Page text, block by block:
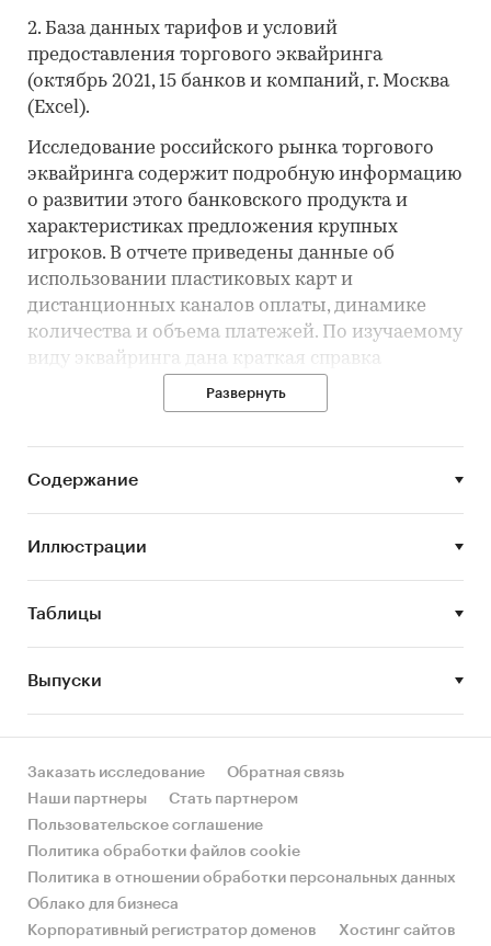
2. База данных тарифов и условий
предоставления торгового эквайринга
(октябрь 2021, 15 банков и компаний, г. Москва
(Excel).
Исследование российского рынка торгового
эквайринга содержит подробную информацию
о развитии этого банковского продукта и
характеристиках предложения крупных
игроков. В отчете приведены данные об
использовании пластиковых карт и
дистанционных каналов оплаты, динамике
количества и объема платежей. По изучаемому
виду эквайринга дана краткая справка
(описание технологии, особенности
российского рынка, характеристики ключевых
Цель исследования
Описание текущего состояния российского
рынка торгового эквайринга, анализ
Задачи исследования
• Описать состояние рынка РКО, ДБО и
банковских карт в России;
• Охарактеризовать ситуацию на рынке
торгового эквайринга России;
• Провести анализ программ по торговому
эквайрингу основных банков России и
Развернуть
Содержание
Иллюстрации
Таблицы
Выпуски
Заказать исследование
Обратная связь
Наши партнеры
Стать партнером
Пользовательское соглашение
Политика обработки файлов cookie
Политика в отношении обработки персональных данных
Облако для бизнеса
Корпоративный регистратор доменов
Хостинг сайтов